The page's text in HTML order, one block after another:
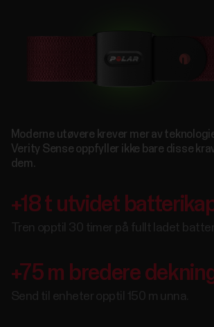
Moderne utøvere krever mer av
Verity Sense oppfyller ikke bare disse
dem.
+18 t utvidet
Tren opptil 30 timer på fullt ladet
+75 m bredere
Send til enheter opptil 150 m unna.